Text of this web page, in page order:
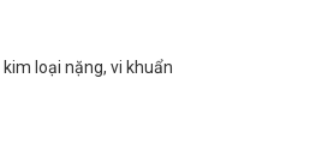
loại nặng, vi khuẩn